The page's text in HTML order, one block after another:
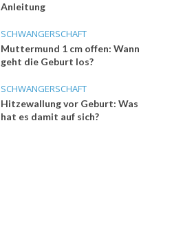
Anleitung
SCHWANGERSCHAFT
Muttermund 1 cm offen: Wann
geht die Geburt los?
SCHWANGERSCHAFT
Hitzewallung vor Geburt: Was
hat es damit auf sich?